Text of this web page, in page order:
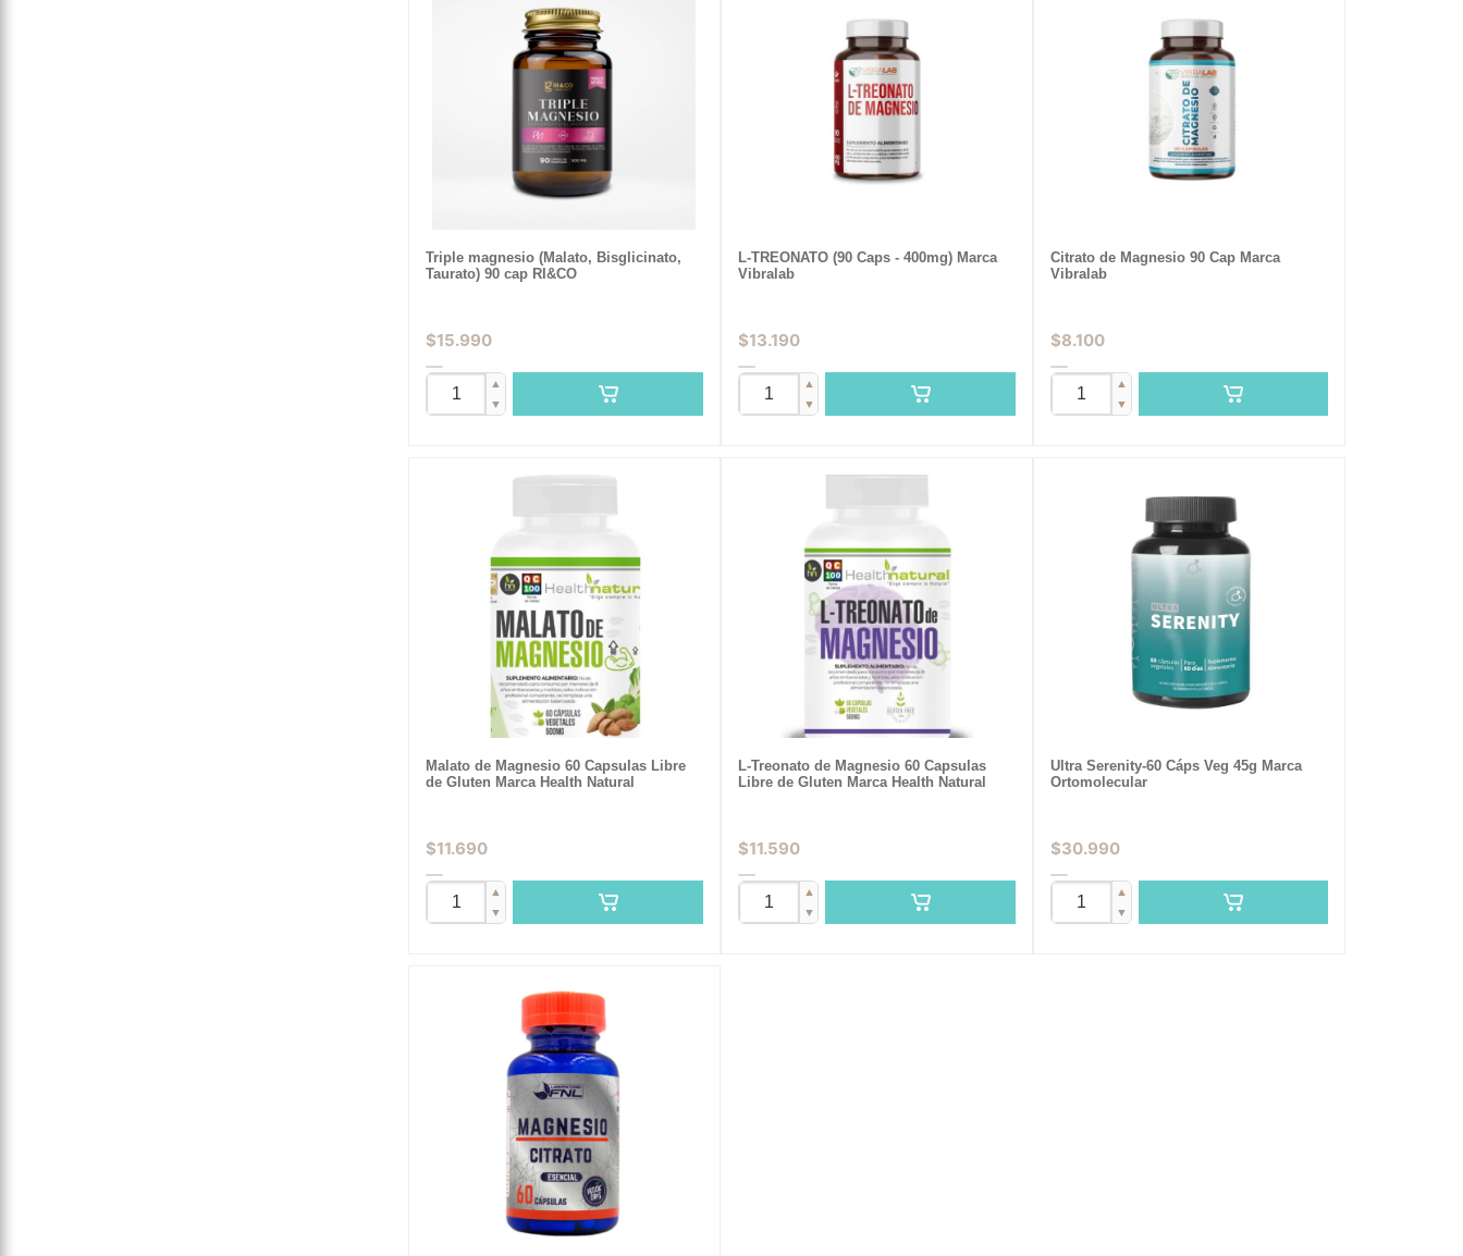
Triple magnesio (Malato, Bisglicinato,
Taurato) 90 cap RI&CO
$15.990
▲
▼
L-TREONATO (90 Caps - 400mg) Marca
Vibralab
$13.190
▲
▼
Citrato de Magnesio 90 Cap Marca
Vibralab
$8.100
▲
▼
Malato de Magnesio 60 Capsulas Libre
de Gluten Marca Health Natural
$11.690
▲
▼
L-Treonato de Magnesio 60 Capsulas
Libre de Gluten Marca Health Natural
$11.590
▲
▼
Ultra Serenity-60 Cáps Veg 45g Marca
Ortomolecular
$30.990
▲
▼